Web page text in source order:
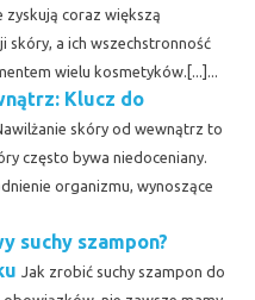
zyskują coraz większą
skóry, a ich wszechstronność
wielu kosmetyków.[...]...
Klucz do
skóry od wewnątrz to
często bywa niedoceniany.
organizmu, wynoszące
suchy szampon?
Jak zrobić suchy szampon do